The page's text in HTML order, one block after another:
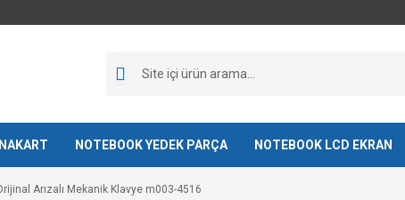
NOTEBOOK YEDEK PARÇA NOTEBOOK LCD EKRAN
Arızalı Mekanik Klavye m003-4516